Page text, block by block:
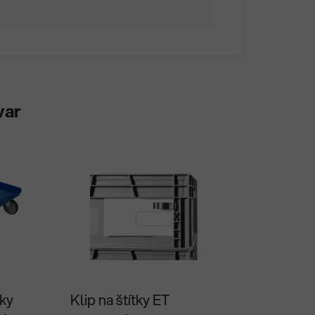
Klip na štítky ET
hodnotenie